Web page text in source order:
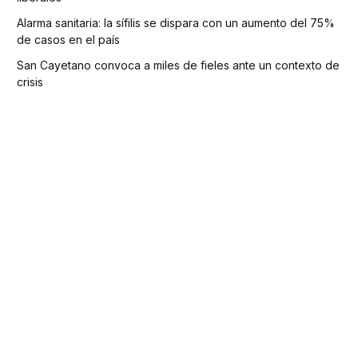
Alarma sanitaria: la sífilis se dispara con un aumento del 75%
de casos en el país
San Cayetano convoca a miles de fieles ante un contexto de
crisis